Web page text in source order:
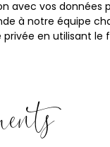
avec vos données
à notre équipe
en utilisant le